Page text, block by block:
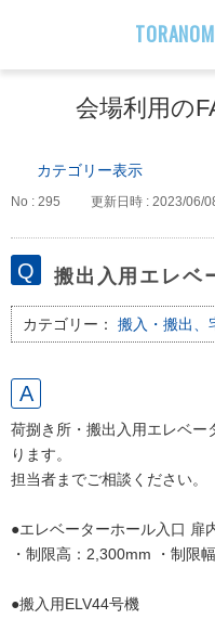
会場利用の
カテゴリー表示
No : 295 更新日時 : 2023/06/
搬出入用エレベ
カテゴリー： 搬入・搬出、
荷捌き所・搬出入用エレベー
ります。
担当者までご相談ください。
●エレベーターホール入口 扉
・制限高：2,300mm ・制限
●搬入用ELV44号機